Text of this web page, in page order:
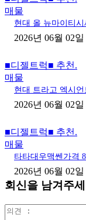
매물
현대 올 뉴마이티
2026년 06월 02일
■디젤트럭■ 추천.
매물
현대 트라고 엑시
2026년 06월 02일
■디젤트럭■ 추천.
매물
타타대우맥쎈가격
2026년 06월 02일
회신을 남겨주